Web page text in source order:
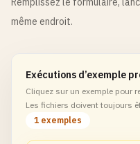
même endroit.
Exécutions d’exemple
Cliquez sur un exemple pour
Les fichiers doivent toujours
1 exemples